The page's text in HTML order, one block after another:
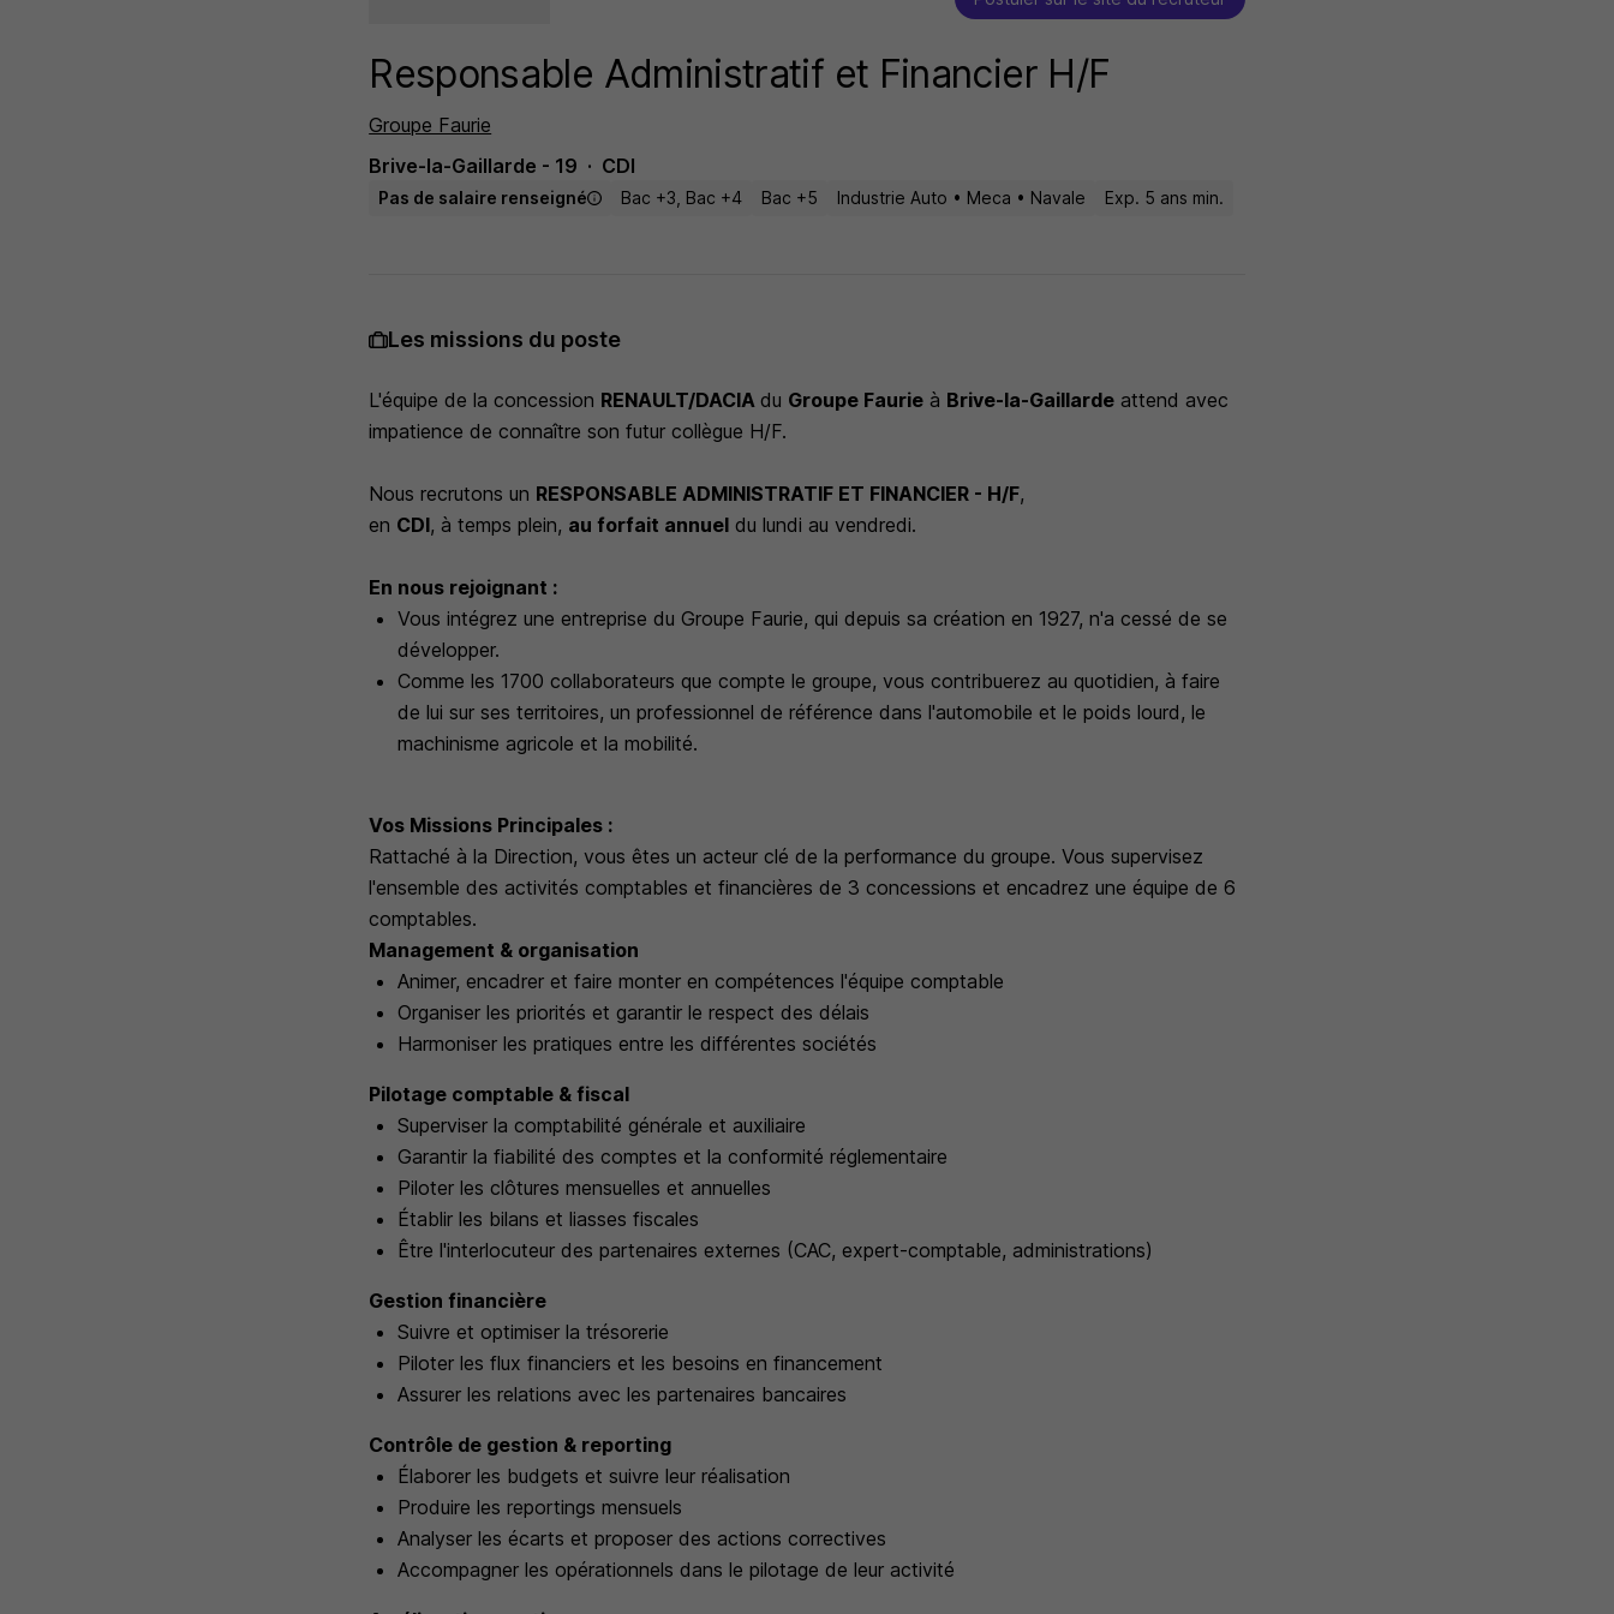
Responsable Administratif et Financier H/F
Groupe Faurie
Brive-la-Gaillarde - 19
CDI
Pas de salaire renseigné Bac +3, Bac +4 Bac +5 Industrie Auto • Meca • Navale Exp. 5 ans min.
Les missions du poste
L'équipe de la concession RENAULT/DACIAdu Groupe Faurie à Brive-la-Gaillarde attend avec
impatience de connaître son futur collègue H/F.
Nous recrutons un RESPONSABLE ADMINISTRATIF ET FINANCIER - H/F,
en CDI, à temps plein, au forfait annuel du lundi au vendredi.
En nous rejoignant :
Vous intégrez une entreprise du Groupe Faurie, qui depuis sa création en 1927, n'a cessé de se
développer.
Comme les 1700 collaborateurs que compte le groupe, vous contribuerez au quotidien, à faire
de lui sur ses territoires, un professionnel de référence dans l'automobile et le poids lourd, le
machinisme agricole et la mobilité.
Vos Missions Principales :
Rattaché à la Direction, vous êtes un acteur clé de la performance du groupe. Vous supervisez
l'ensemble des activités comptables et financières de 3 concessions et encadrez une équipe de 6
comptables.
Management & organisation
Animer, encadrer et faire monter en compétences l'équipe comptable
Organiser les priorités et garantir le respect des délais
Harmoniser les pratiques entre les différentes sociétés
Pilotage comptable & fiscal
Superviser la comptabilité générale et auxiliaire
Garantir la fiabilité des comptes et la conformité réglementaire
Piloter les clôtures mensuelles et annuelles
Établir les bilans et liasses fiscales
Être l'interlocuteur des partenaires externes (CAC, expert-comptable, administrations)
Gestion financière
Suivre et optimiser la trésorerie
Piloter les flux financiers et les besoins en financement
Assurer les relations avec les partenaires bancaires
Contrôle de gestion & reporting
Élaborer les budgets et suivre leur réalisation
Produire les reportings mensuels
Analyser les écarts et proposer des actions correctives
Accompagner les opérationnels dans le pilotage de leur activité